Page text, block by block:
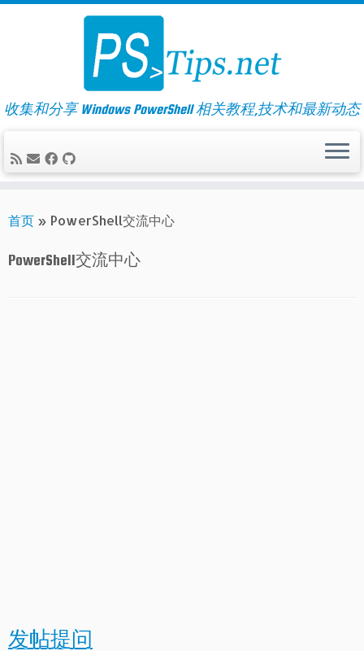
Skip
收集和分享 Windows PowerShell 相关教程,技术和最新动态
首页 » PowerShell交流中心
PowerShell交流中心
发帖提问